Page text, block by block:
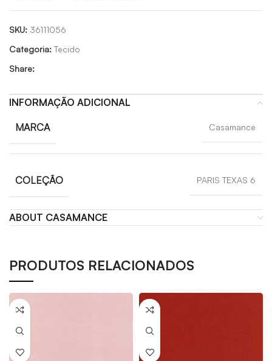
SKU: 36111056
Categoria: Tecido
Share:
INFORMAÇÃO ADICIONAL
MARCA Casamance
COLEÇÃO PARIS TEXAS 6
ABOUT CASAMANCE
PRODUTOS RELACIONADOS